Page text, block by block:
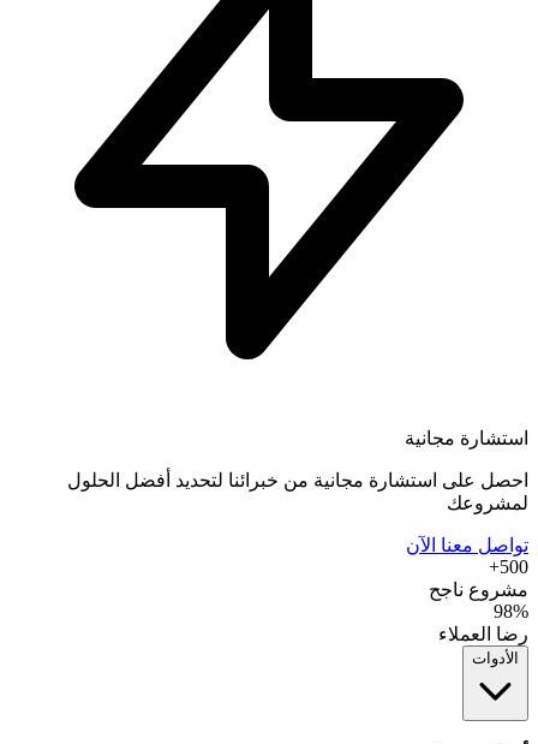
استشارة مجانية
احصل على استشارة مجانية من خبرائنا لتحديد أفضل الحلول
لمشروعك
تواصل معنا الآن
500+
مشروع ناجح
98%
رضا العملاء
الأدوات